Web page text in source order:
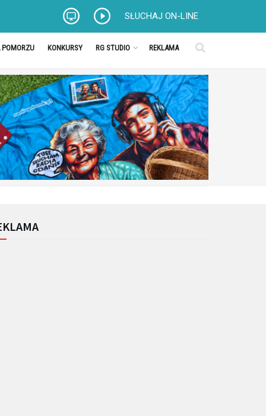
SŁUCHAJ ON-LINE
KONKURSY RG STUDIO REKLAMA